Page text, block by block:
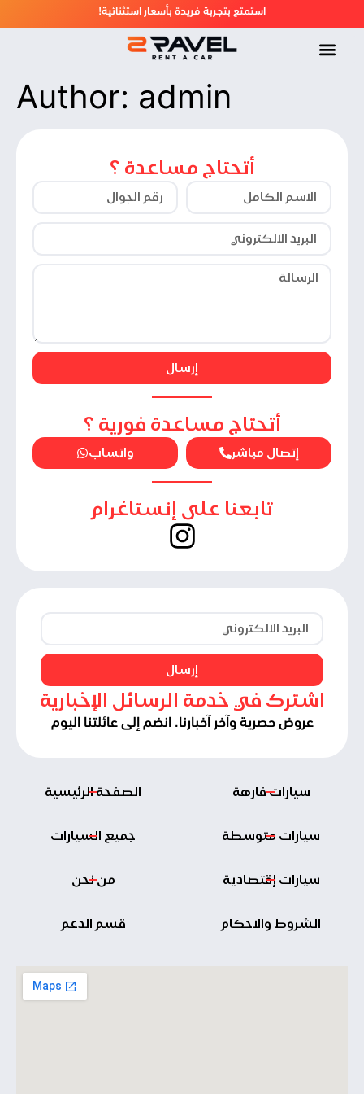
!استمتع بتجربة فريدة بأسعار استثنائية
Author: admin
أتحتاج مساعدة ؟
إرسال
أتحتاج مساعدة فورية ؟
واتساب إتصال مباشر
تابعنا على إنستاغرام
اشترك في خدمة الرسائل الإخبارية
عروض حصرية وآخر آخبارنا. انضم إلى عائلتنا اليوم
إرسال
الصفحة الرئيسية
جميع السيارات
من نحن
قسم الدعم
سيارات فارهة
سيارات متوسطة
سيارات إقتصادية
الشروط والاحكام